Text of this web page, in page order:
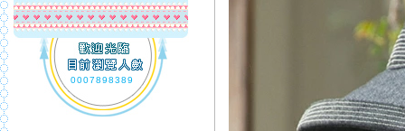
0007898389